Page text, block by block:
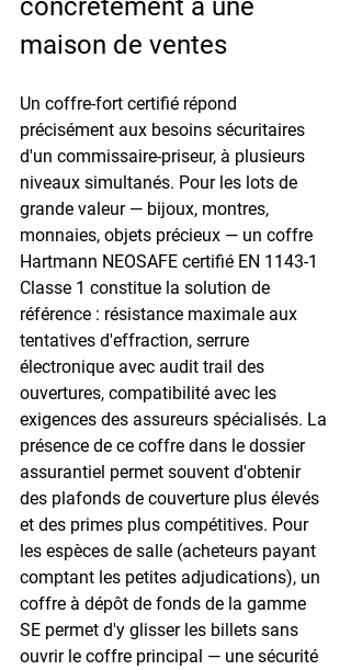
maison de ventes
Un coffre-fort certifié répond
précisément aux besoins sécuritaires
d'un commissaire-priseur, à plusieurs
niveaux simultanés. Pour les lots de
grande valeur — bijoux, montres,
monnaies, objets précieux — un coffre
Hartmann NEOSAFE certifié EN 1143-1
Classe 1 constitue la solution de
référence : résistance maximale aux
tentatives d'effraction, serrure
électronique avec audit trail des
ouvertures, compatibilité avec les
exigences des assureurs spécialisés. La
présence de ce coffre dans le dossier
assurantiel permet souvent d'obtenir
des plafonds de couverture plus élevés
et des primes plus compétitives. Pour
les espèces de salle (acheteurs payant
comptant les petites adjudications), un
coffre à dépôt de fonds de la gamme
SE permet d'y glisser les billets sans
ouvrir le coffre principal — une sécurité